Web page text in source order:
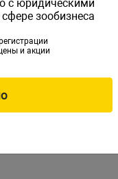
с юридическими
зообизнеса
и акции